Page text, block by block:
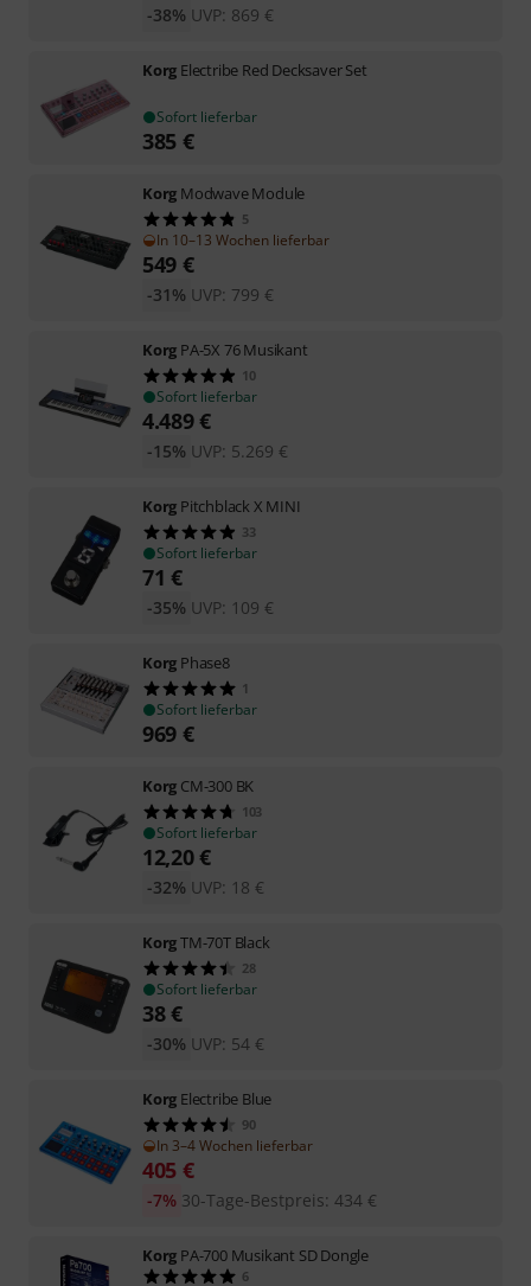
UVP: 869 €
-38%
Korg Electribe Red Decksaver Set
Sofort lieferbar
385 €
Korg Modwave Module
5
In 10–13 Wochen lieferbar
549 €
UVP: 799 €
-31%
Korg PA-5X 76 Musikant
10
Sofort lieferbar
4.489€
UVP: 5.269 €
-15%
Korg Pitchblack X MINI
33
Sofort lieferbar
71 €
UVP: 109 €
-35%
Korg Phase8
1
Sofort lieferbar
969 €
Korg CM-300 BK
103
Sofort lieferbar
12,20€
UVP: 18 €
-32%
KorgTM-70T Black
28
Sofort lieferbar
38€
UVP: 54 €
-30%
Korg Electribe Blue
90
In 3–4 Wochen lieferbar
405 €
30-Tage-Bestpreis: 434 €
-7%
Korg PA-700 Musikant SD Dongle
6